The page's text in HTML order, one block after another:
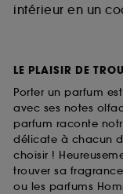
intérieur en un
LE PLAISIR DE
Porter un parfum
avec ses notes
parfum raconte
délicate à chacun
choisir !
trouver sa
ou les parfums